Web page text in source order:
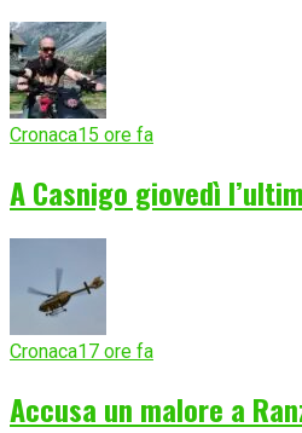
Cronaca15 ore fa
A Casnigo giovedì
Cronaca17 ore fa
Accusa un malore a